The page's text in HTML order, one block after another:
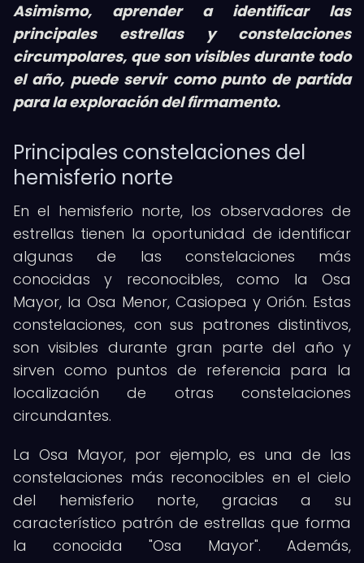
Asimismo, aprender a identificar las
principales estrellas y constelaciones
circumpolares, que son visibles durante todo
el año, puede servir como punto de partida
para la exploración del firmamento.
Principales constelaciones del
hemisferio norte
En el hemisferio norte, los observadores de
estrellas tienen la oportunidad de identificar
algunas de las constelaciones más
conocidas y reconocibles, como la Osa
Mayor, la Osa Menor, Casiopea y Orión. Estas
constelaciones, con sus patrones distintivos,
son visibles durante gran parte del año y
sirven como puntos de referencia para la
localización de otras constelaciones
circundantes.
La Osa Mayor, por ejemplo, es una de las
constelaciones más reconocibles en el cielo
del hemisferio norte, gracias a su
característico patrón de estrellas que forma
la conocida "Osa Mayor". Además,